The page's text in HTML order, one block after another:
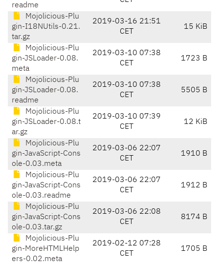
readme
Mojolicious-Plu
gin-I18NUtils-0.21.
tar.gz
2019-03-16 21:51
CET
15 KiB
Mojolicious-Plu
gin-JSLoader-0.08.
meta
2019-03-10 07:38
CET
1723 B
Mojolicious-Plu
gin-JSLoader-0.08.
readme
2019-03-10 07:38
CET
5505 B
Mojolicious-Plu
gin-JSLoader-0.08.t
ar.gz
2019-03-10 07:39
CET
12 KiB
Mojolicious-Plu
gin-JavaScript-Cons
ole-0.03.meta
2019-03-06 22:07
CET
1910 B
Mojolicious-Plu
gin-JavaScript-Cons
ole-0.03.readme
2019-03-06 22:07
CET
1912 B
Mojolicious-Plu
gin-JavaScript-Cons
ole-0.03.tar.gz
2019-03-06 22:08
CET
8174 B
Mojolicious-Plu
gin-MoreHTMLHelp
ers-0.02.meta
2019-02-12 07:28
CET
1705 B